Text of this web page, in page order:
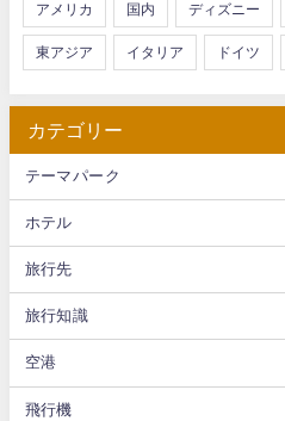
アメリカ 国内 ディズニー
東アジア イタリア ドイツ
カテゴリー
テーマパーク
ホテル
旅行先
旅行知識
空港
飛行機